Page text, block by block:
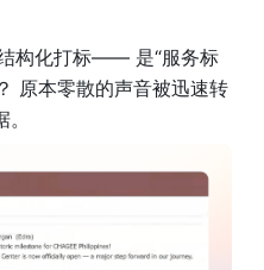
构化打标—— 是“服务标
原本零散的声音被迅速转